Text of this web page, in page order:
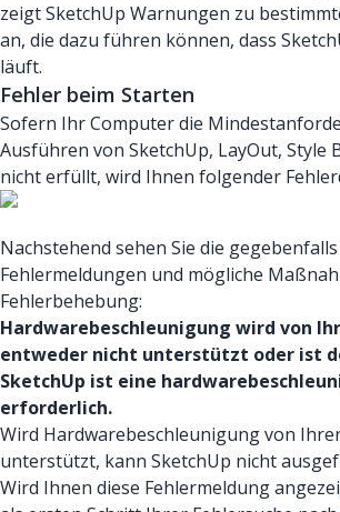
zeigt SketchUp Warnungen zu
an, die dazu führen können, dass
läuft.
Fehler beim Starten
Sofern Ihr Computer die
Ausführen von SketchUp, LayOut, Style
nicht erfüllt, wird Ihnen folgender
Nachstehend sehen Sie die
Fehlermeldungen und mögliche
Fehlerbehebung:
Hardwarebeschleunigung wird von
entweder nicht unterstützt oder ist
SketchUp ist eine
erforderlich.
Wird Hardwarebeschleunigung von
unterstützt, kann SketchUp nicht
Wird Ihnen diese Fehlermeldung